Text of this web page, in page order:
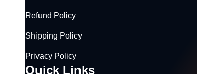
Refund Policy
Shipping Policy
Privacy Policy
Quick Links